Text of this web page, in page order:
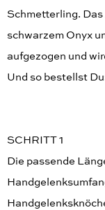
Schmetterling.
schwarzem Onyx
aufgezogen und
Und so bestellst
SCHRITT 1
Die passende